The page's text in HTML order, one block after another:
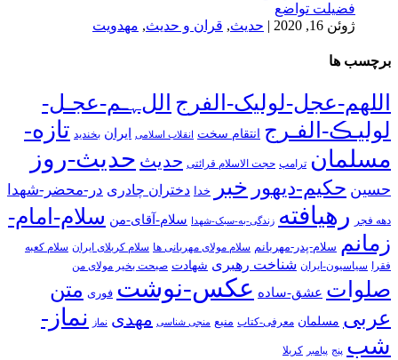
فضیلت تواضع
ژوئن 16, 2020
| حدیث, قران و حدیث, مهدویت
برچسب ها
اللهم-عجل-لولیک-الفرج اللﮩـم-عجـل-
لولیـڪ-الفـرج انتقام سخت انقلاب اسلامی ایران بخندید تازه-
مسلمان ترامپ حجت الاسلام قرائتی حدیث حدیث-روز
حسین حکیم-دیهور خبر خدا دختران چادری در-محضر-شهدا
دهه فجر رهیافته زندگی-به-سبک-شهدا سلام-آقای-من سلام-امام-
زمانم سلام-پدر-مهربانم سلام مولای مهربانی ها سلام کربلای ایران سلام کعبه
فقرا سیاسیون-ایران شناخت رهبری شهادت صبحت بخیر مولای من
صلوات عشق-ساده عکس-نوشت فوری متن
عربی مسلمان معرفی-کتاب منبع منجی شناسی مهدی نماز
نماز-
شب پنج پیامبر کربلا